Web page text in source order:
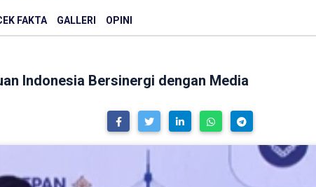
FAKTA GALLERI OPINI
Indonesia Bersinergi dengan Media